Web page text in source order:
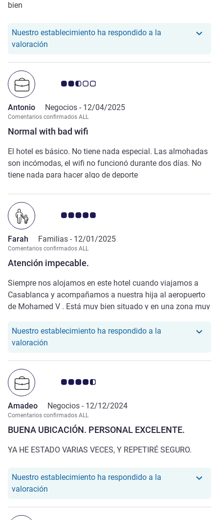
bien
Nuestro establecimiento ha respondido a la
valoración
Normal with bad wifi
Nota de clientes de Avis 2.5/5
Antonio Negocios - 12/04/2025
Comentarios confirmados ALL
El hotel es básico. No tiene nada especial. Las almohadas
son incómodas, el wifi no funcionó durante dos días. No
tiene nada para hacer algo de deporte
Atención impecable.
Nota de clientes de Avis 5.0/5
Farah Familias - 12/01/2025
Comentarios confirmados ALL
Siempre nos alojamos en este hotel cuando viajamos a
Casablanca y acompañamos a nuestra hija al aeropuerto
de Mohamed V . Está muy bien situado y en una zona muy
entrada. y de fácil acceso.
Nuestro establecimiento ha respondido a la
valoración
BUENA UBICACIÓN. PERSONAL EXCELENTE.
Nota de clientes de Avis 4.5/5
Amadeo Negocios - 12/12/2024
Comentarios confirmados ALL
YA HE ESTADO VARIAS VECES, Y REPETIRÉ SEGURO.
Nuestro establecimiento ha respondido a la
valoración